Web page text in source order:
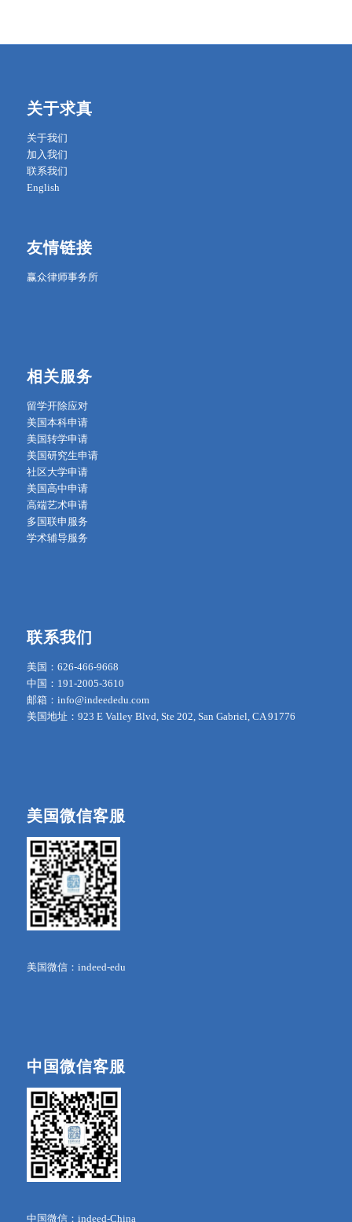
关于求真
关于我们
加入我们
联系我们
English
友情链接
赢众律师事务所
相关服务
留学开除应对
美国本科申请
美国转学申请
美国研究生申请
社区大学申请
美国高中申请
高端艺术申请
多国联申服务
学术辅导服务
联系我们
美国：626-466-9668
中国：191-2005-3610
邮箱：info@indeededu.com
美国地址：923 E Valley Blvd, Ste 202, San Gabriel, CA 91776
美国微信客服
美国微信：indeed-edu
中国微信客服
中国微信：indeed-China